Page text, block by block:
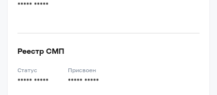
***** *****
Реестр СМП
Статус
***** *****
Присвоен
***** *****